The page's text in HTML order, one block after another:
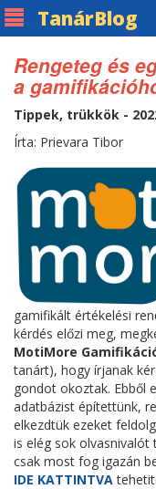
TanárBlog
Rengeteg és
a
Tippek, trükkök -
Írta: Prievara Tibor
gamifikált értékelési
kérdés előzi meg,
MotiMore
tanárt), hogy írjanak
gondot okoztak. Ebből
adatbázist építettünk,
elkezdtük ezeket
is elég sok olvasnivalót
csak most fog igazán
IDE KATTINTVA